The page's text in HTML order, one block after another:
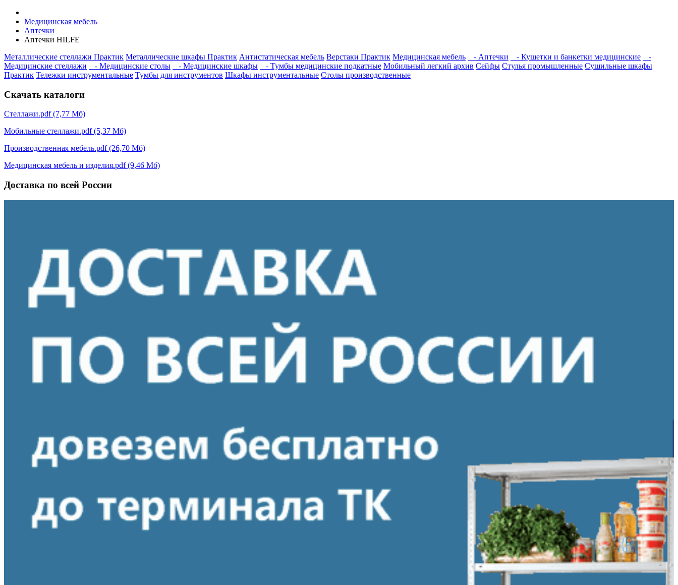
Медицинская мебель
Аптечки
Аптечки HILFE
Металлические стеллажи Практик Металлические шкафы Практик Антистатическая мебель Верстаки Практик Медицинская мебель - Аптечки - Кушетки и банкетки медицинские
-
Медицинские стеллажи
- Медицинские столы - Медицинские шкафы - Тумбы медицинские подкатные Мобильный легкий архив Сейфы Стулья промышленные Сушильные шкафы
Практик Тележки инструментальные Тумбы для инструментов Шкафы инструментальные Столы производственные
Скачать каталоги
Стеллажи.pdf (7,77 Мб)
Мобильные стеллажи.pdf (5,37 Мб)
Производственная мебель.pdf (26,70 Мб)
Медицинская мебель и изделия.pdf (9,46 Мб)
Доставка по всей России